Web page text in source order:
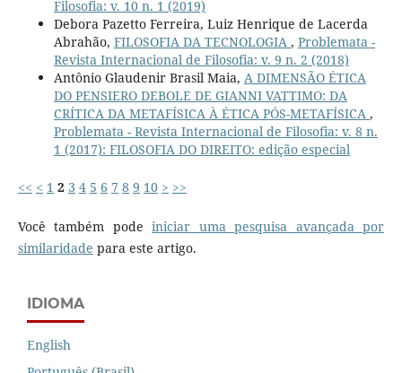
Filosofia: v. 10 n. 1 (2019)
Debora Pazetto Ferreira, Luiz Henrique de Lacerda
Abrahão, FILOSOFIA DA TECNOLOGIA , Problemata -
Revista Internacional de Filosofia: v. 9 n. 2 (2018)
Antônio Glaudenir Brasil Maia, A DIMENSÃO ÉTICA
DO PENSIERO DEBOLE DE GIANNI VATTIMO: DA
CRÍTICA DA METAFÍSICA À ÉTICA PÓS-METAFÍSICA ,
Problemata - Revista Internacional de Filosofia: v. 8 n.
1 (2017): FILOSOFIA DO DIREITO: edição especial
<< < 1 2 3 4 5 6 7 8 9 10 > >>
Você também podeiniciar uma pesquisa avançada por
similaridade para este artigo.
IDIOMA
English